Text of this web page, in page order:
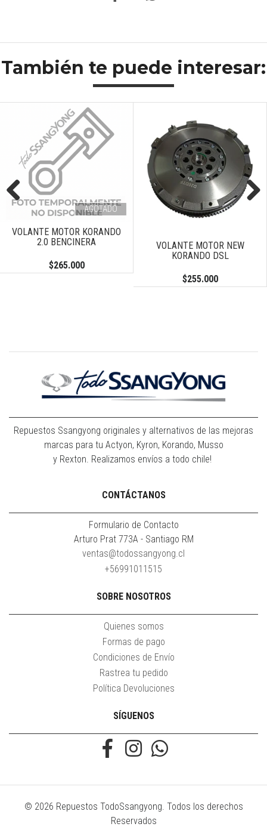
También te puede interesar:
AGOTADO
VOLANTE MOTOR KORANDO
2.0 BENCINERA
$265.000
VOLANTE MOTOR NEW
KORANDO DSL
$255.000
Previous
Repuestos Ssangyong originales y alternativos de las mejoras
marcas para tu Actyon, Kyron, Korando, Musso
y Rexton. Realizamos envíos a todo chile!
CONTÁCTANOS
Formulario de Contacto
Arturo Prat 773A - Santiago RM
ventas@todossangyong.cl
+56991011515
SOBRE NOSOTROS
Quienes somos
Formas de pago
Condiciones de Envío
Rastrea tu pedido
Política Devoluciones
SÍGUENOS
© 2026 Repuestos TodoSsangyong. Todos los derechos
Reservados